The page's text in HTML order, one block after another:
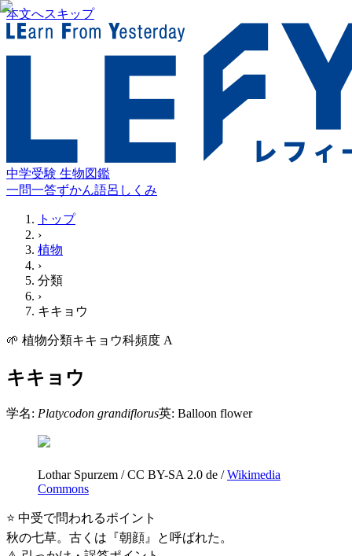
本文へスキップ
中学受験 生物図鑑
一問一答ずかん語呂 しくみ
トップ
›
植物
›
分類
›
キキョウ
🌱 植物分類キキョウ科頻度 A
キキョウ
学名: Platycodon grandiflorus英: Balloon flower
Lothar Spurzem /CC BY-SA 2.0 de / Wikimedia
Commons
⭐ 中受で問われるポイント
秋の七草。古くは『朝顔』と呼ばれた。